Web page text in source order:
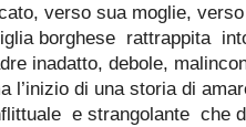
verso sua moglie,
borghese rattrappita
inadatto, debole,
l’inizio di una storia di
e strangolante che